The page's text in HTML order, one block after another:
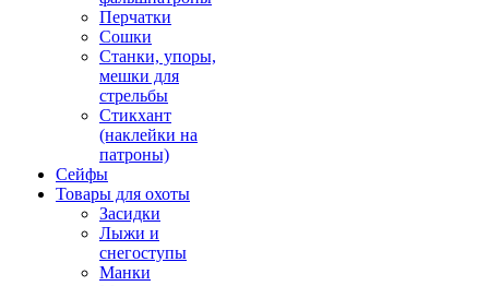
Перчатки
Сошки
Станки, упоры,
мешки для
стрельбы
Стикхант
(наклейки на
патроны)
Сейфы
Товары для охоты
Засидки
Лыжи и
снегоступы
Манки